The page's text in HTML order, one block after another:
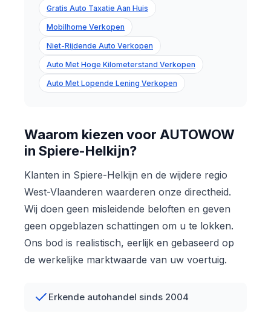
Gratis Auto Taxatie Aan Huis
Mobilhome Verkopen
Niet-Rijdende Auto Verkopen
Auto Met Hoge Kilometerstand Verkopen
Auto Met Lopende Lening Verkopen
Waarom kiezen voor AUTOWOW
in Spiere-Helkijn?
Klanten in Spiere-Helkijn en de wijdere regio
West-Vlaanderen waarderen onze directheid.
Wij doen geen misleidende beloften en geven
geen opgeblazen schattingen om u te lokken.
Ons bod is realistisch, eerlijk en gebaseerd op
de werkelijke marktwaarde van uw voertuig.
Erkende autohandel sinds 2004